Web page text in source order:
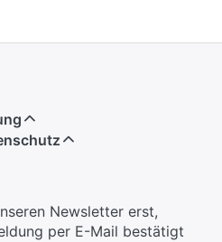
Newsletter erst,
per E-Mail bestätigt